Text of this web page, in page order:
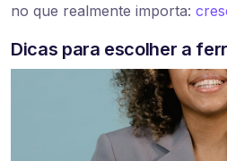
no que realmente importa:
Dicas para escolher a